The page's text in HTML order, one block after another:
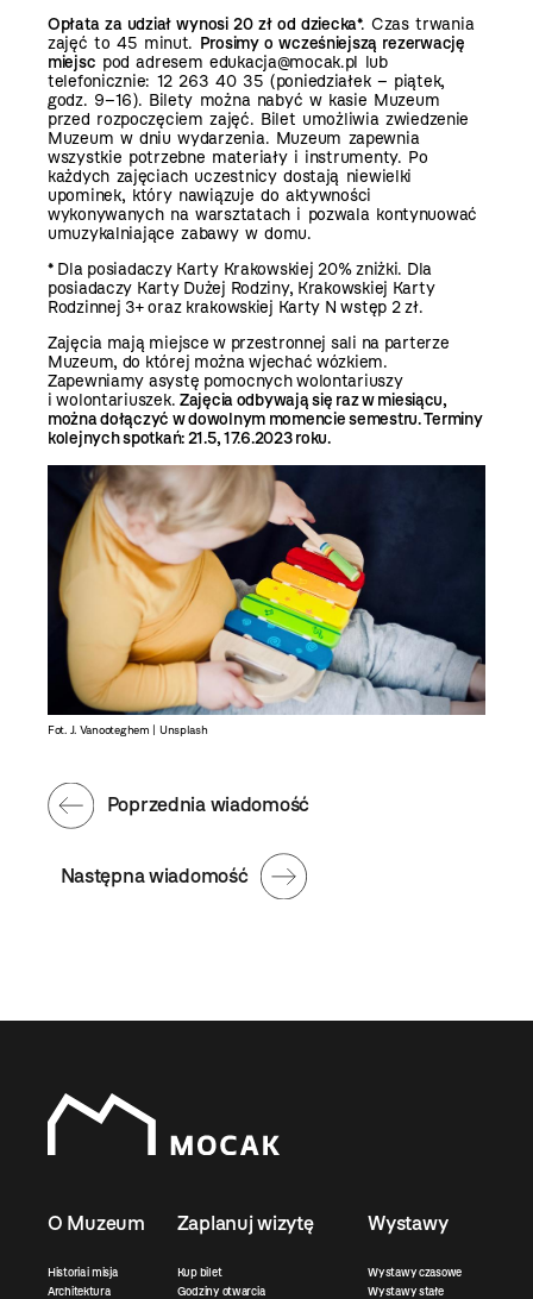
Opłata za udział wynosi 20 zł od dziecka*. Czas trwania
zajęć to 45 minut. Prosimy o wcześniejszą rezerwację
miejsc pod adresem edukacja@mocak.pl lub
telefonicznie: 12 263 40 35 (poniedziałek – piątek,
godz. 9–16). Bilety można nabyć w kasie Muzeum
przed rozpoczęciem zajęć. Bilet umożliwia zwiedzenie
Muzeum w dniu wydarzenia. Muzeum zapewnia
wszystkie potrzebne materiały i instrumenty. Po
każdych zajęciach uczestnicy dostają niewielki
upominek, który nawiązuje do aktywności
wykonywanych na warsztatach i pozwala kontynuować
umuzykalniające zabawy w domu.
* Dla posiadaczy Karty Krakowskiej 20% zniżki. Dla
posiadaczy Karty Dużej Rodziny, Krakowskiej Karty
Rodzinnej 3+ oraz krakowskiej Karty N wstęp 2 zł.
Zajęcia mają miejsce w przestronnej sali na parterze
Muzeum, do której można wjechać wózkiem.
Zapewniamy asystę pomocnych wolontariuszy
i wolontariuszek. Zajęcia odbywają się raz w miesiącu,
można dołączyć w dowolnym momencie semestru. Terminy
kolejnych spotkań: 21.5, 17.6.2023 roku.
Fot. J. Vanooteghem | Unsplash
Następna wiadomość
Poprzednia wiadomość
O Muzeum
Historia i misja
Architektura
Zaplanuj wizytę
Kup bilet
Godziny otwarcia
Wystawy
Wystawy czasowe
Wystawy stałe